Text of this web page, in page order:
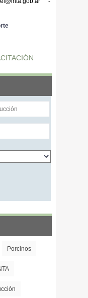
Porcinos